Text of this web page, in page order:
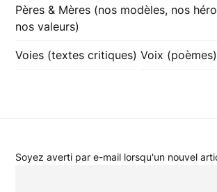
Pères & Mères (nos modèles, nos
nos valeurs)
Voies (textes critiques) Voix (poèmes)
Soyez averti par e-mail lorsqu'un nouvel